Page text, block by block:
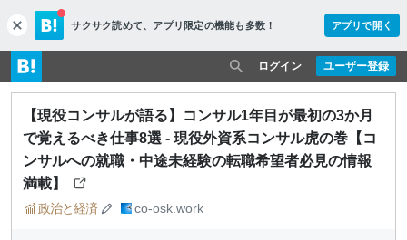
c
l
o
s
e
サクサク読めて、 アプリ限定の機能も多数！ アプリで開く
ユーザー登録
ログイン
【現役コンサルが語る】コンサル1年目が最初の3か月
で覚えるべき仕事8選 - 現役外資系コンサル虎の巻【コ
ンサルへの就職・中途未経験の転職希望者必見の情報
満載】
政治と経済 co-osk.work